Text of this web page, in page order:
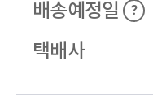
배송예정일
?
택배사